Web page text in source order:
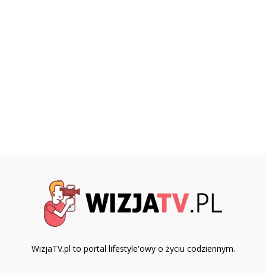
WizjaTV.pl to portal lifestyle'owy o życiu codziennym.